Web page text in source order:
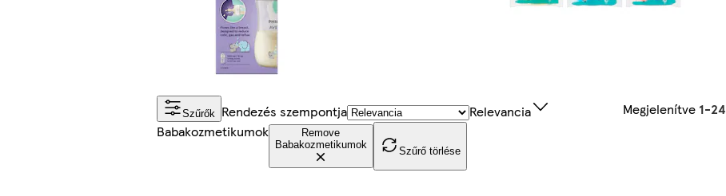
Szűrők Rendezés szempontja Relevancia Megjelenítve 1-24
Babakozmetikumok
Remove
Babakozmetikumok
Szűrő törlése